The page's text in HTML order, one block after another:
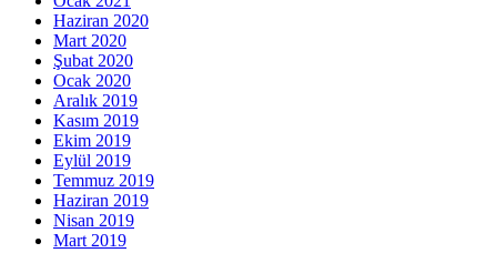
Haziran 2020
Mart 2020
Şubat 2020
Ocak 2020
Aralık 2019
Kasım 2019
Ekim 2019
Eylül 2019
Temmuz 2019
Haziran 2019
Nisan 2019
Mart 2019